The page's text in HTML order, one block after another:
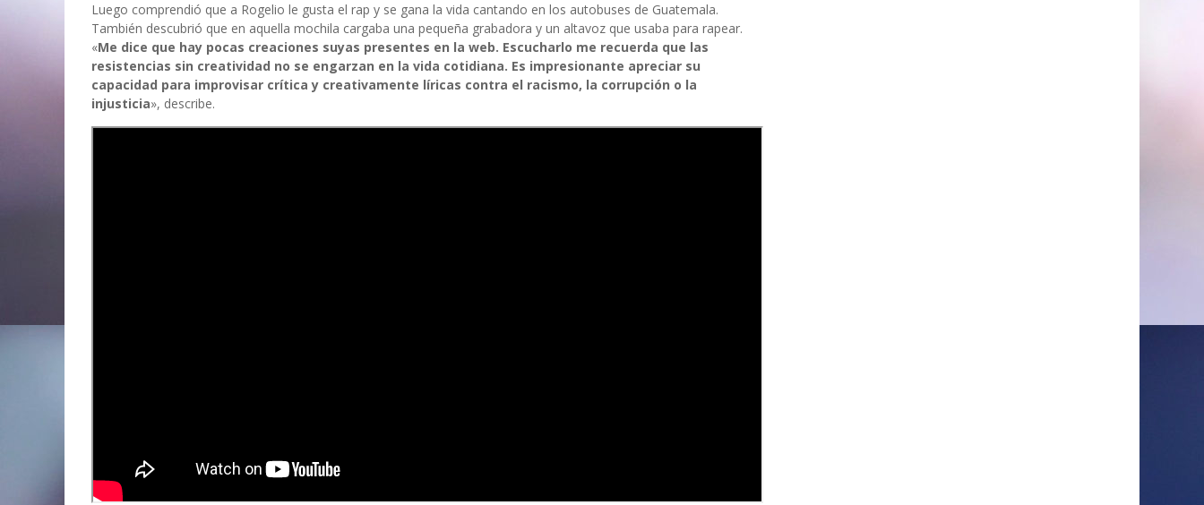
Luego comprendió que a Rogelio le gusta el rap y se gana la vida cantando en los autobuses de Guatemala.
También descubrió que en aquella mochila cargaba una pequeña grabadora y un altavoz que usaba para rapear.
«Me dice que hay pocas creaciones suyas presentes en la web. Escucharlo me recuerda que las
resistencias sin creatividad no se engarzan en la vida cotidiana. Es impresionante apreciar su
capacidad para improvisar crítica y creativamente líricas contra el racismo, la corrupción o la
injusticia», describe.